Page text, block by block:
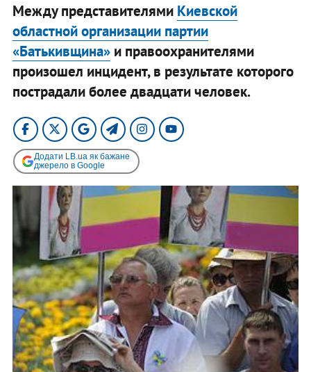
Между представителями Киевской
областной организации партии
«Батькивщина»и правоохранителями
произошел инцидент, в результате которого
пострадали более двадцати человек.
Додати LB.ua як бажане
джерело в Google